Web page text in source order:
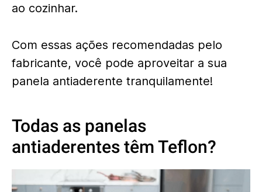
ao cozinhar.
Com essas ações recomendadas pelo
fabricante, você pode aproveitar a sua
panela antiaderente tranquilamente!
Todas as panelas
antiaderentes têm Teflon?